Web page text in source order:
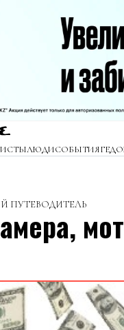
ЛЮДИСОБЫТИЯ
ПУТЕВОДИТЕЛЬ